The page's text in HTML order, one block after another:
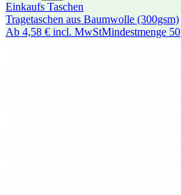
Einkaufs Taschen
Tragetaschen aus Baumwolle (300gsm)
Ab 4,58 € incl. MwStMindestmenge 50